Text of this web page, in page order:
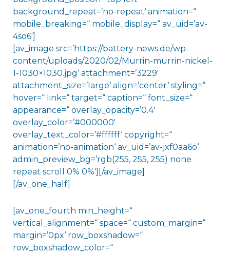
background_repeat=’no-repeat‘ animation=“
mobile_breaking=“ mobile_display=“ av_uid=’av-
4so6′]
[av_image src=’https://battery-news.de/wp-
content/uploads/2020/02/Murrin-murrin-nickel-
1-1030×1030.jpg‘ attachment=’3229′
attachment_size=’large‘ align=’center‘ styling=“
hover=“ link=“ target=“ caption=“ font_size=“
appearance=“ overlay_opacity=’0.4′
overlay_color=’#000000′
overlay_text_color=’#ffffff‘ copyright=“
animation=’no-animation‘ av_uid=’av-jxf0aa6o‘
admin_preview_bg=’rgb(255, 255, 255) none
repeat scroll 0% 0%‘][/av_image]
[/av_one_half]
[av_one_fourth min_height=“
vertical_alignment=“ space=“ custom_margin=“
margin=’0px‘ row_boxshadow=“
row_boxshadow_color=“